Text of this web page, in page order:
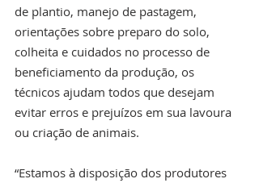
de plantio, manejo de pastagem,
orientações sobre preparo do solo,
colheita e cuidados no processo de
beneficiamento da produção, os
técnicos ajudam todos que desejam
evitar erros e prejuízos em sua lavoura
ou criação de animais.
“Estamos à disposição dos produtores